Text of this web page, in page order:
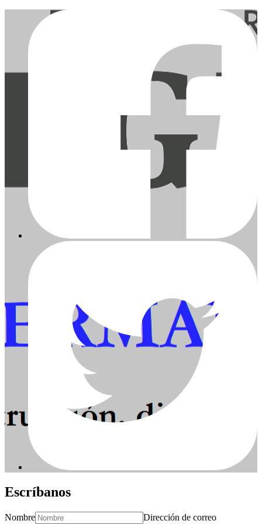
Escríbanos
Nombre Dirección de correo